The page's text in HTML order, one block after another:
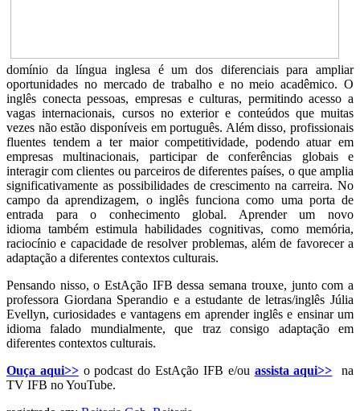
domínio da língua inglesa é um dos diferenciais para ampliar
oportunidades no mercado de trabalho e no meio acadêmico. O
inglês conecta pessoas, empresas e culturas, permitindo acesso a
vagas internacionais, cursos no exterior e conteúdos que muitas
vezes não estão disponíveis em português. Além disso, profissionais
fluentes tendem a ter maior competitividade, podendo atuar em
empresas multinacionais, participar de conferências globais e
interagir com clientes ou parceiros de diferentes países, o que amplia
significativamente as possibilidades de crescimento na carreira. No
campo da aprendizagem, o inglês funciona como uma porta de
entrada para o conhecimento global. Aprender um novo
idioma também estimula habilidades cognitivas, como memória,
raciocínio e capacidade de resolver problemas, além de favorecer a
adaptação a diferentes contextos culturais.
Pensando nisso, o EstAção IFB dessa semana trouxe, junto com a
professora Giordana Sperandio e a estudante de letras/inglês Júlia
Evellyn, curiosidades e vantagens em aprender inglês e ensinar um
idioma falado mundialmente, que traz consigo adaptação em
diferentes contextos culturais.
Ouça aqui>> o podcast do EstAção IFB e/ou assista aqui>> na
TV IFB no YouTube.